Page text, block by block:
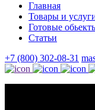
Главная
Товары и
Готовые
Статьи
+7 (800) 302-08-31